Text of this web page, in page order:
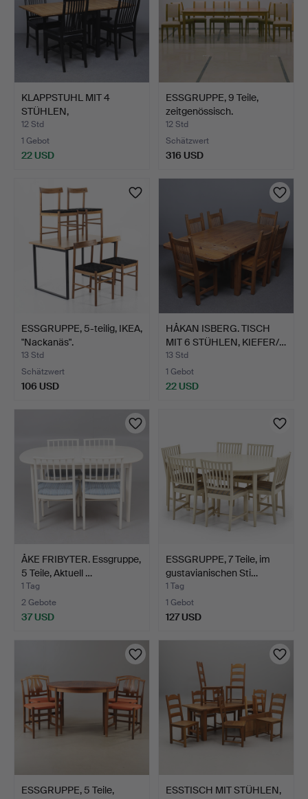
KLAPPSTUHL MIT 4
STÜHLEN,
ZEITGENÖSSISCH.
12 Std
1 Gebot
22 USD
ESSGRUPPE, 9 Teile,
zeitgenössisch.
12 Std
Schätzwert
316 USD
ESSGRUPPE, 5-teilig, IKEA,
"Nackanäs".
13 Std
Schätzwert
106 USD
HÅKAN ISBERG. TISCH
MIT 6 STÜHLEN, KIEFER/…
13 Std
1 Gebot
22 USD
ÅKE FRIBYTER. Essgruppe,
5 Teile, Aktuell …
1 Tag
2 Gebote
37 USD
ESSGRUPPE, 7 Teile, im
gustavianischen Sti…
1 Tag
1 Gebot
127 USD
ESSGRUPPE, 5 Teile,
ESSTISCH MIT STÜHLEN,